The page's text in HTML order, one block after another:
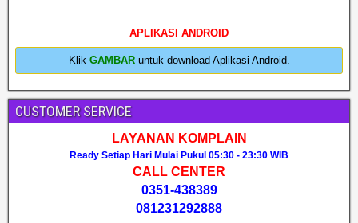
APLIKASI ANDROID
Klik GAMBAR untuk download Aplikasi Android.
CUSTOMER SERVICE
LAYANAN KOMPLAIN
Ready Setiap Hari Mulai Pukul 05:30 - 23:30 WIB
CALL CENTER
0351-438389
081231292888